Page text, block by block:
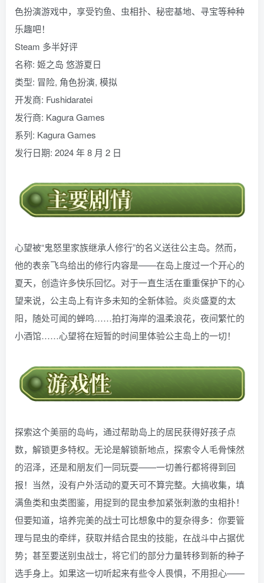
色扮演游戏中，享受钓鱼、虫相扑、秘密基地、寻宝等种种
乐趣吧！
Steam 多半好评
名称: 姬之岛 悠游夏日
类型: 冒险, 角色扮演, 模拟
开发商: Fushidaratei
发行商: Kagura Games
系列: Kagura Games
发行日期: 2024 年 8 月 2 日
心望被“鬼怒里家族继承人修行”的名义送往公主岛。然而，
他的表亲飞鸟给出的修行内容是——在岛上度过一个开心的
夏天，创造许多快乐回忆。对于一直生活在重重保护下的心
望来说，公主岛上有许多未知的全新体验。炎炎盛夏的太
阳，随处可闻的蝉鸣……拍打海岸的温柔浪花，夜间繁忙的
小酒馆……心望将在短暂的时间里体验公主岛上的一切！
探索这个美丽的岛屿，通过帮助岛上的居民获得好孩子点
数，解锁更多特权。无论是解锁新地点，探索令人毛骨悚然
的沼泽，还是和朋友们一同玩耍——一切善行都将得到回
报！当然，没有户外活动的夏天可不算完整。大搞收集，填
满鱼类和虫类图鉴，用捉到的昆虫参加紧张刺激的虫相扑！
但要知道，培养完美的战士可比想象中的复杂得多：你要管
理与昆虫的牵绊，获取并结合昆虫的技能，在战斗中占据优
势；甚至要送别虫战士，将它们的部分力量转移到新的种子
选手身上。如果这一切听起来有些令人畏惧，不用担心——